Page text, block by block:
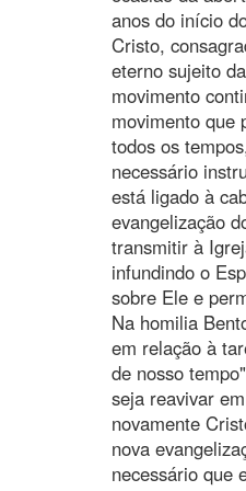
anos do início
Cristo,
eterno sujeito
movimento
movimento que
todos os
necessário
está ligado à
evangelização
transmitir à
infundindo o
sobre Ele e
Na homilia
em relação à
de nosso
seja reavivar
novamente
nova
necessário que